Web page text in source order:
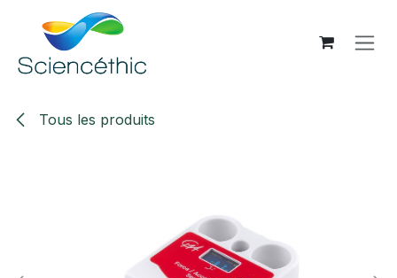
Se rendre au contenu
Tous les produits